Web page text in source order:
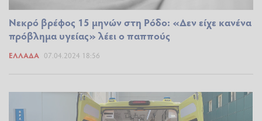
Νεκρό βρέφος 15 μηνών στη Ρόδο: «Δεν είχε κανένα
πρόβλημα υγείας» λέει ο παππούς
ΕΛΛΆΔΑ 07.04.2024 18:56